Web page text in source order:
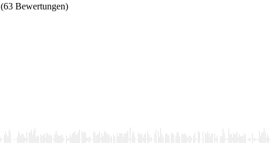
(63 Bewertungen)